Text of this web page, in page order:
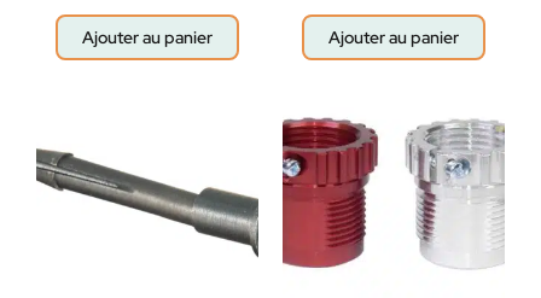
Ajouter au panier Ajouter au panier